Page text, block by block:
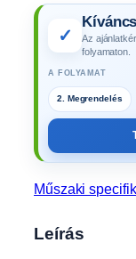
1
z
,
m
✓
Az
folyamaton.
A FOLYAMAT
Műszaki
Leírás